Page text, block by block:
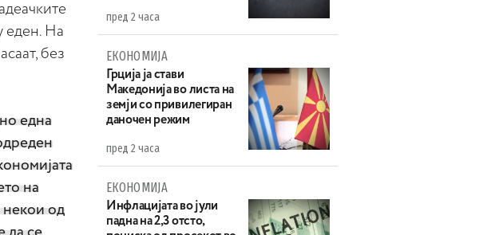
еден. На
без
една
на
некои од
пред 2 часа
ЕКОНОМИЈА
Грција ја стави
Македонија во листа на
земји со привилегиран
даночен режим
пред 2 часа
ЕКОНОМИЈА
Инфлацијата во јули
падна на 2,3 отсто,